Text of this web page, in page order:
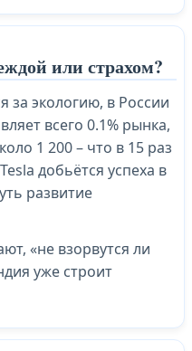
или страхом?
за экологию, в России
всего 0.1% рынка,
1 200 – что в 15 раз
добьётся успеха в
развитие
«не взорвутся ли
уже строит